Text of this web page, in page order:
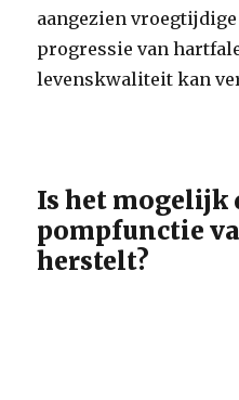
aangezien
progressie van
levenskwaliteit kan
Is het mogelijk
pompfunctie
herstelt?